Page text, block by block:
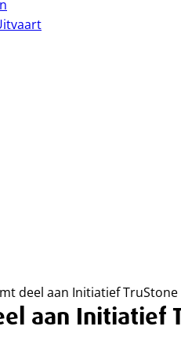
deel aan Initiatief TruStone
aan Initiatief